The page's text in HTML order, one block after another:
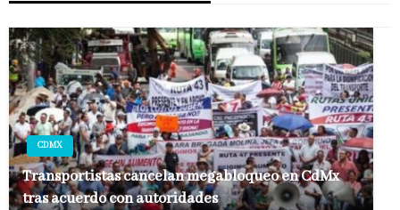
CDMX
Transportistas cancelan megabloqueo en CdMx
tras acuerdo con autoridades